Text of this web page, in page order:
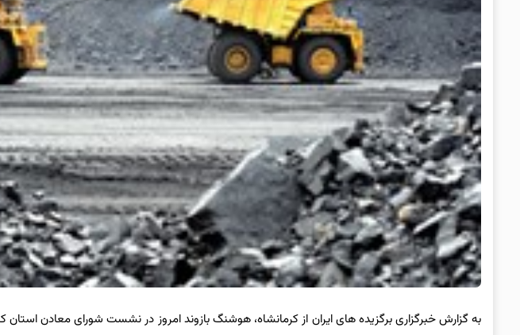
به گزارش خبرگزاری برگزیده های ایران از کرمانشاه، هوشنگ بازوند امروز در نشست شورای معادن